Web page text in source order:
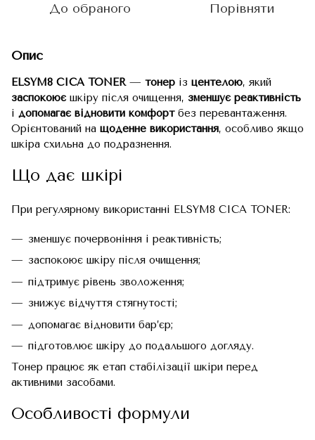
До обраного Порівняти
Опис
ELSYM8 CICA TONER— тонер із центелою, який
заспокоює шкіру після очищення, зменшує реактивність
і допомагає відновити комфортбез перевантаження.
Орієнтований на щоденне використання, особливо якщо
шкіра схильна до подразнення.
Що дає шкірі
При регулярному використанні ELSYM8 CICA TONER:
зменшує почервоніння і реактивність;
заспокоює шкіру після очищення;
підтримує рівень зволоження;
знижує відчуття стягнутості;
допомагає відновити бар’єр;
підготовлює шкіру до подальшого догляду.
Тонер працює як етап стабілізації шкіри перед
активними засобами.
Особливості формули